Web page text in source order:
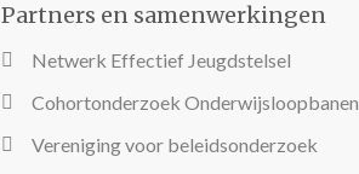
Partners en samenwerkingen
Netwerk Effectief Jeugdstelsel
Cohortonderzoek Onderwijsloopbanen
Vereniging voor beleidsonderzoek